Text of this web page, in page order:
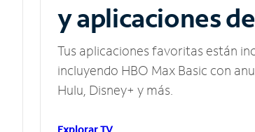
y aplicaciones
Tus aplicaciones favoritas están
incluyendo HBO Max Basic con
Hulu, Disney+ y más.